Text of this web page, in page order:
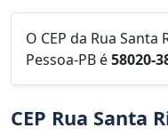
O CEP da Rua
Pessoa-PB é58020-
CEP Rua Santa